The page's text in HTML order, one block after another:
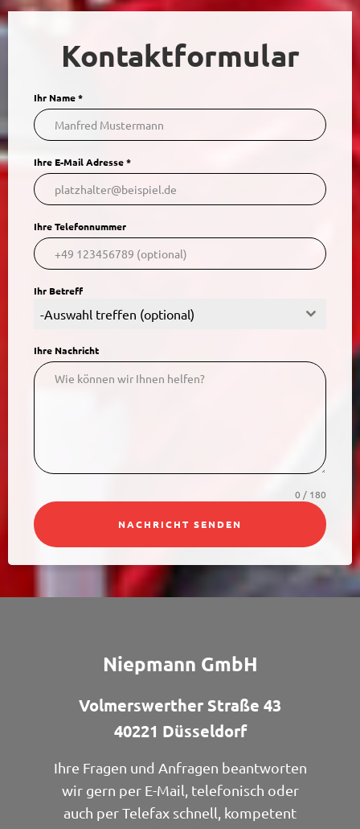
Kontaktformular
Ihr Name*
Ihre E-Mail Adresse*
Ihre Telefonnummer
Ihr Betreff
-Auswahl treffen (optional)
Ihre Nachricht
0 / 180
NACHRICHT SENDEN
Niepmann GmbH
Volmerswerther Straße 43
40221 Düsseldorf
Ihre Fragen und Anfragen beantworten
wir gern per E-Mail, telefonisch oder
auch per Telefax schnell, kompetent